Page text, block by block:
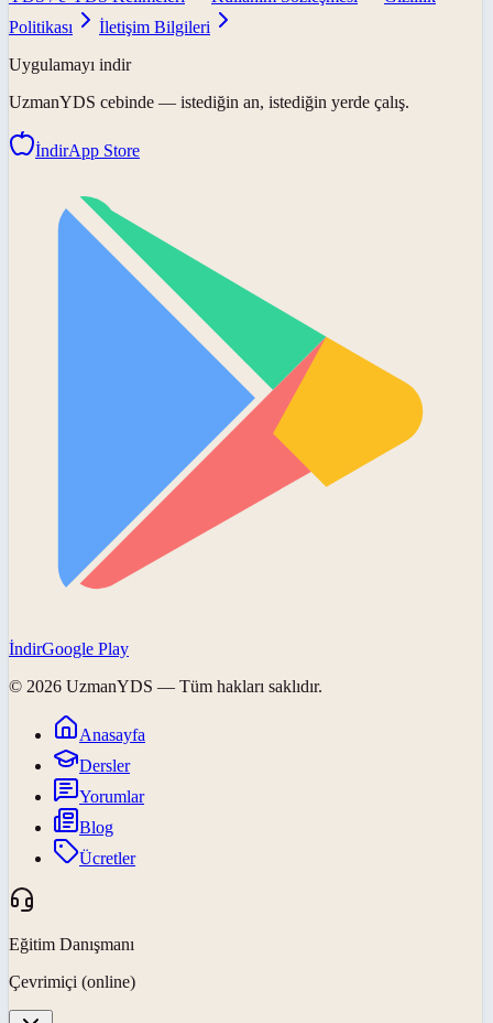
Politikası
İletişim Bilgileri
Uygulamayı indir
UzmanYDS cebinde — istediğin an, istediğin yerde çalış.
İndirApp Store
İndirGoogle Play
© 2026 UzmanYDS — Tüm hakları saklıdır.
Anasayfa
Dersler
Yorumlar
Blog
Ücretler
Eğitim Danışmanı
Çevrimiçi (online)